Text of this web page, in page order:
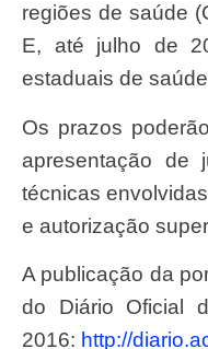
regiões de saúde
E, até julho de
estaduais de
Os prazos poderão ser prorrogados mediante
apresentação de
técnicas
e autorização
A publicação da portaria está disponível no site
do Diário Oficial
2016: http://